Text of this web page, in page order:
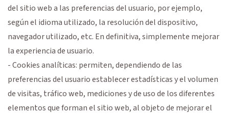
del sitio web a las preferencias del usuario, por ejemplo,
según el idioma utilizado, la resolución del dispositivo,
navegador utilizado, etc. En definitiva, simplemente mejorar
la experiencia de usuario.
- Cookies analíticas: permiten, dependiendo de las
preferencias del usuario establecer estadísticas y el volumen
de visitas, tráfico web, mediciones y de uso de los diferentes
elementos que forman el sitio web, al objeto de mejorar el